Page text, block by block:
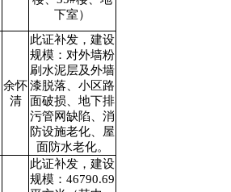
下室）
余怀
清
此证补发，建设
规模：对外墙粉
刷水泥层及外墙
漆脱落、小区路
面破损、地下排
污管网缺陷、消
防设施老化、屋
面防水老化。
此证补发，建设
规模：46790.69